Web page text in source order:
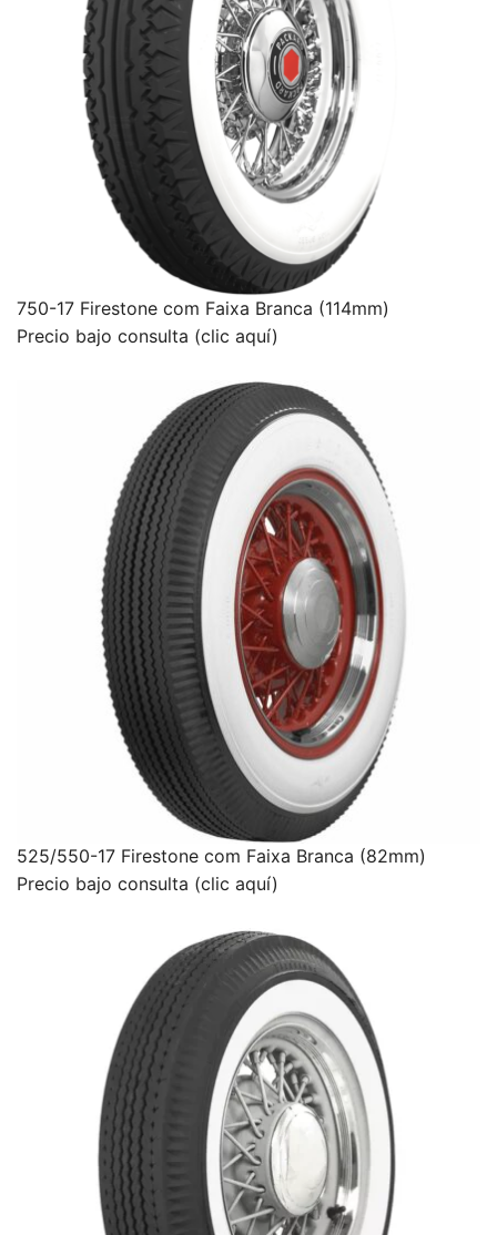
750-17 Firestone com Faixa Branca (114mm)
Precio bajo consulta (clic aquí)
525/550-17 Firestone com Faixa Branca (82mm)
Precio bajo consulta (clic aquí)